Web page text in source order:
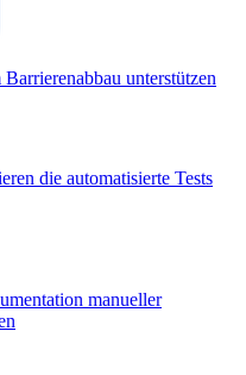
unterstützen
die automatisierte Tests
manueller